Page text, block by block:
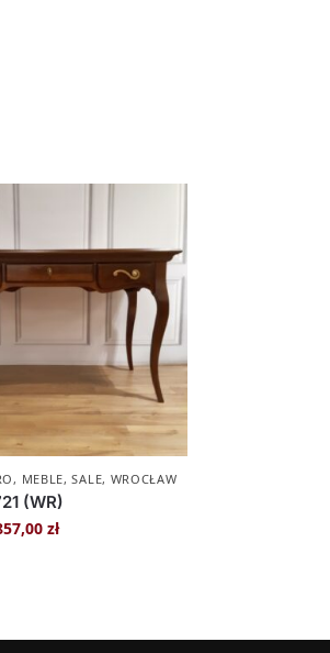
, MEBLE,SALE, WROCŁAW
(WR)
zł